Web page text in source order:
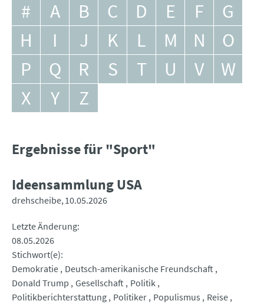
# A B C D E F
G
H
I J K L M N
O
P
Q R S T U V
W
X
Y Z
Ergebnisse für "Sport"
Ideensammlung USA
drehscheibe 10.05.2026
Letzte Änderung
08.05.2026
Stichwort(e)
Demokratie Deutsch-amerikanische Freundschaft
Donald Trump Gesellschaft Politik
Politikberichterstattung Politiker Populismus
Reise